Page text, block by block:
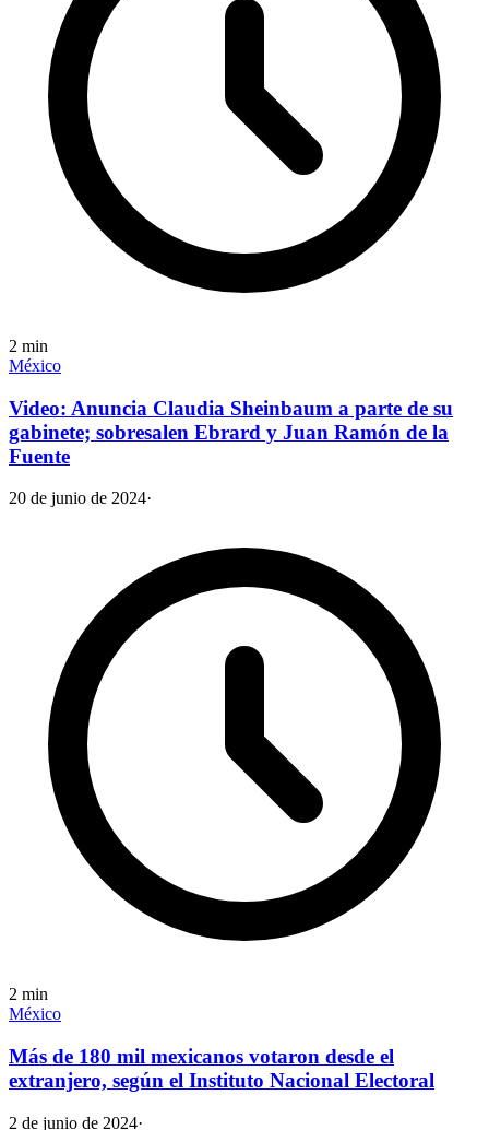
2 min
México
Video: Anuncia Claudia Sheinbaum a parte de su
gabinete; sobresalen Ebrard y Juan Ramón de la
Fuente
20 de junio de 2024·
2 min
México
Más de 180 mil mexicanos votaron desde el
extranjero, según el Instituto Nacional Electoral
2 de junio de 2024·